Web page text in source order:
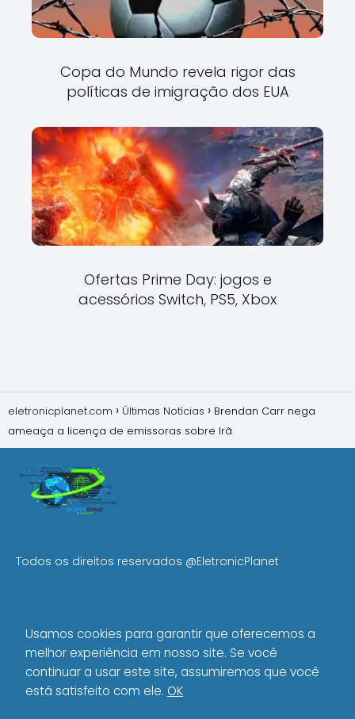
Copa do Mundo revela rigor das
políticas de imigração dos EUA
Ofertas Prime Day: jogos e
acessórios Switch, PS5, Xbox
eletronicplanet.com Últimas Notícias
Brendan Carr nega
ameaça a licença de emissoras sobre Irã
Todos os direitos reservados @EletronicPlanet
Início
Política de Privacidade
Sobre Nós
Usamos cookies para garantir que oferecemos a
melhor experiência em nosso site. Se você
continuar a usar este site, assumiremos que você
está satisfeito com ele. OK